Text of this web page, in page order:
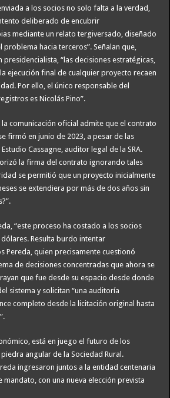
a los socios no solo falta a la verdad,
deliberado de encubrir
mediante un relato tergiversado, diseñado
hacia terceros”. Señalan que,
“las decisiones estratégicas,
ejecución final de cualquier proyecto recaen
Por ello, el único responsable del
es Nicolás Pino”.
comunicación oficial admite que el contrato
firmó en junio de 2023, a pesar de las
Cassagne, auditor legal de la SRA.
la firma del contrato ignorando tales
se permitió que un proyecto inicialmente
se extendiera por más de dos años sin
“este proceso ha costado a los socios
Resulta burdo intentar
Pereda, quien precisamente cuestionó
de decisiones concentradas que ahora se
que fue desde su espacio desde donde
sistema y solicitan “una auditoría
completo desde la licitación original hasta
está en juego el futuro de los
angular de la Sociedad Rural.
ingresaron juntos a la entidad centenaria
con una nueva elección prevista